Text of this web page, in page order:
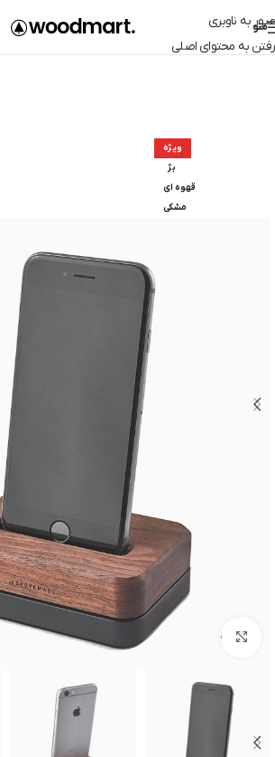
عبور به ناوبری
رفتن به محتوای اصلی
منو
ویژه
بژ
قهوه ای
مشکی
بزرگنمایی تصویر